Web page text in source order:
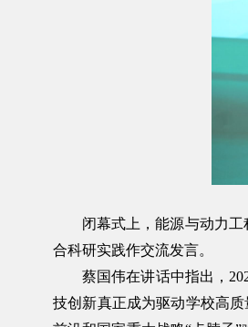
闭幕式上，能源与动力
合科研实践作交流发言。
蔡国伟在讲话中指出，
技创新真正成为驱动学校高